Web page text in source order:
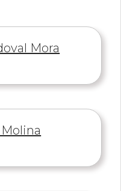
Mora